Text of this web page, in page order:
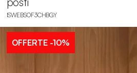
ISWEBSOF3CHBGY
OFFERTE-10%